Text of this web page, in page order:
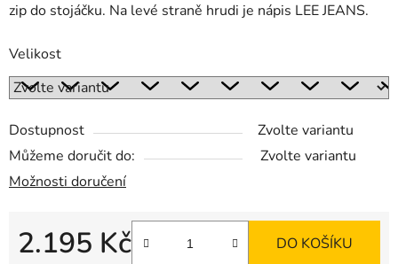
zip do stojáčku. Na levé straně hrudi je nápis LEE JEANS.
Velikost
Dostupnost
Zvolte variantu
Můžeme doručit do:
Zvolte variantu
Možnosti doručení
2.195 Kč DO KOŠÍKU